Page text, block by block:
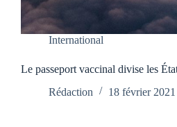
International
Le passeport vaccinal divise les
Rédaction
18 février 2021